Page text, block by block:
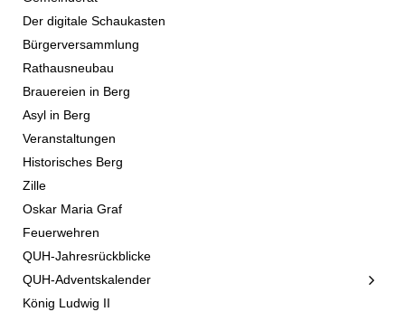
Der digitale Schaukasten
Bürgerversammlung
Rathausneubau
Brauereien in Berg
Asyl in Berg
Veranstaltungen
Historisches Berg
Zille
Oskar Maria Graf
Feuerwehren
QUH-Jahresrückblicke
QUH-Adventskalender
König Ludwig II